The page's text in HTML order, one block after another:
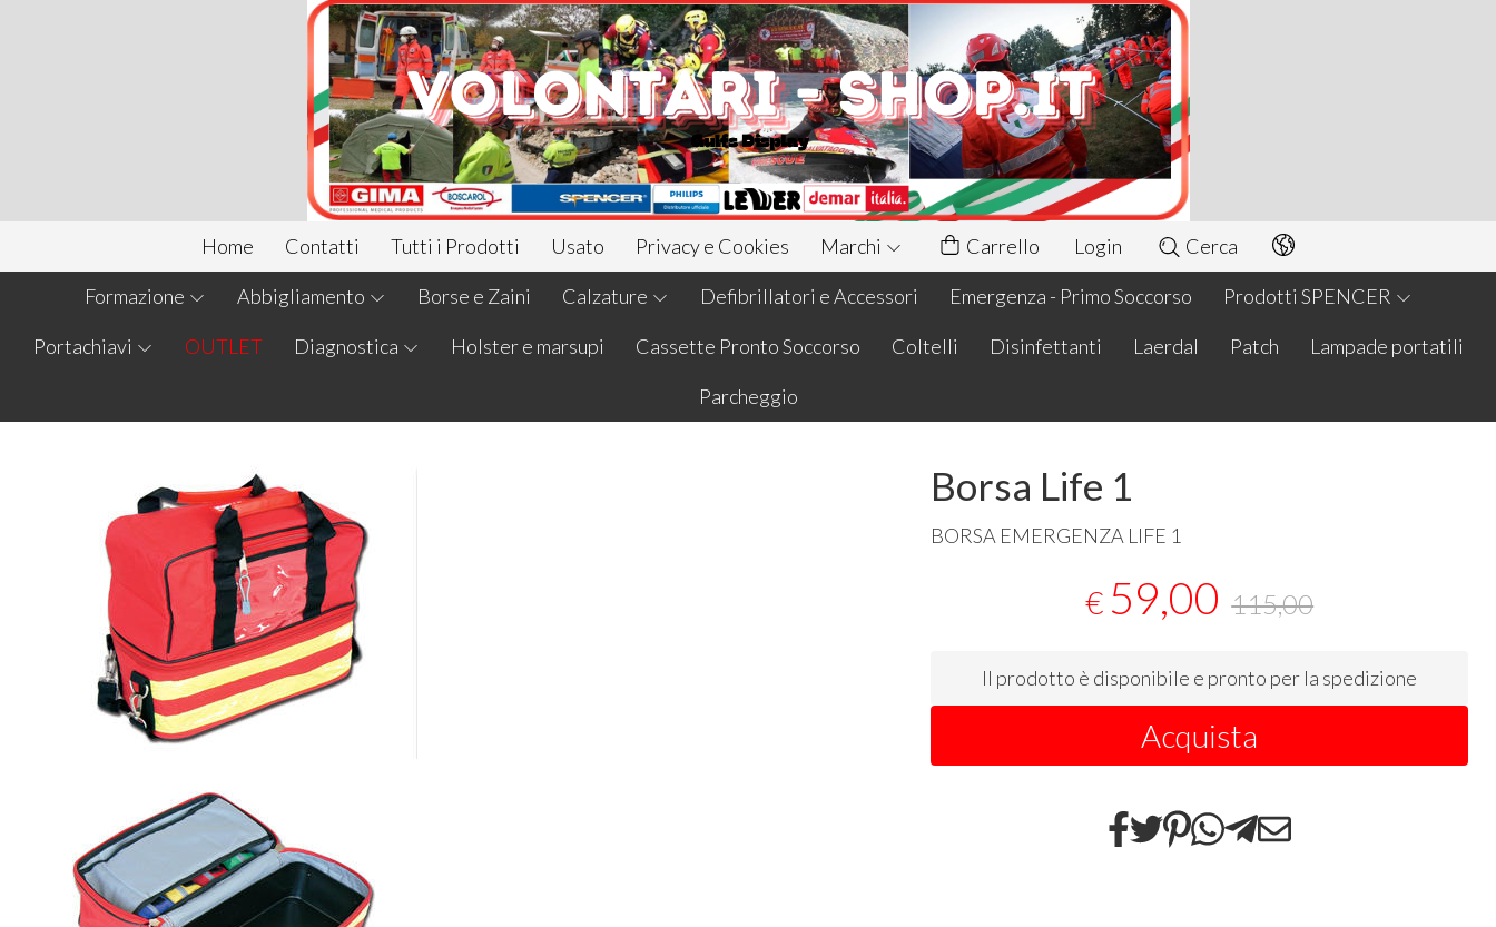
Home Contatti Tutti i Prodotti Usato Privacy e Cookies Marchi Carrello Login Cerca
Formazione Abbigliamento Borse e Zaini Calzature Defibrillatori e Accessori Emergenza - Primo Soccorso Prodotti SPENCER
Portachiavi OUTLET Diagnostica Holster e marsupi Cassette Pronto Soccorso Coltelli Disinfettanti Laerdal Patch Lampade portatili
Parcheggio
Borsa Life 1
BORSA EMERGENZA LIFE 1
€ 59,00 115,00
Il prodotto è disponibile e pronto per la spedizione
Acquista